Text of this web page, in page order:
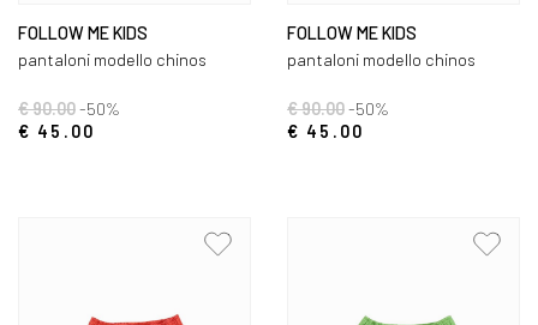
FOLLOW ME KIDS
pantaloni modello chinos
€ 90.00-50%
€ 45.00
FOLLOW ME KIDS
pantaloni modello chinos
€ 90.00-50%
€ 45.00